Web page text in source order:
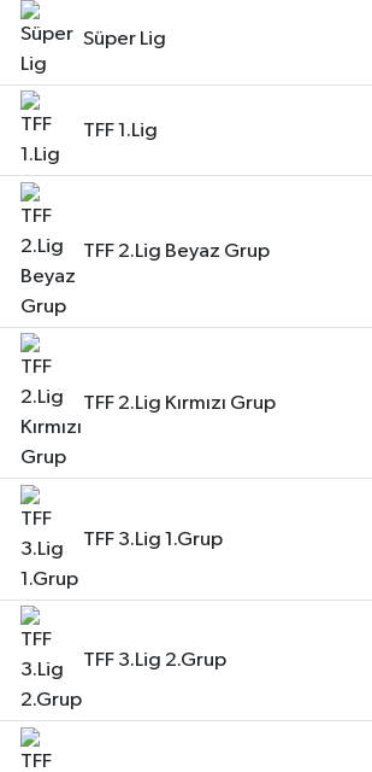
Süper Lig
TFF 1.Lig
TFF 2.Lig Beyaz Grup
TFF 2.Lig Kırmızı Grup
TFF 3.Lig 1.Grup
TFF 3.Lig 2.Grup